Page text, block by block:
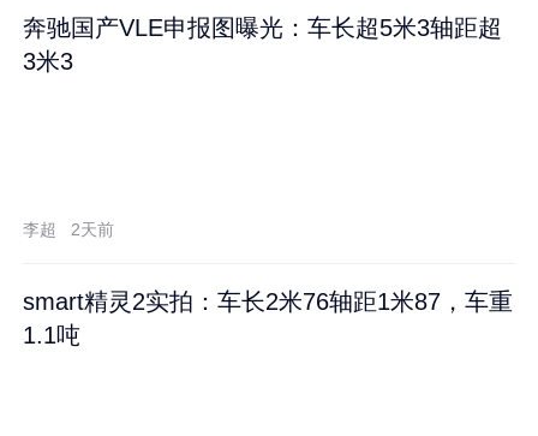
奔驰国产VLE申报图曝光：车长超5米3轴距超
3米3
李超 2天前
smart精灵2实拍：车长2米76轴距1米87，车重
1.1吨